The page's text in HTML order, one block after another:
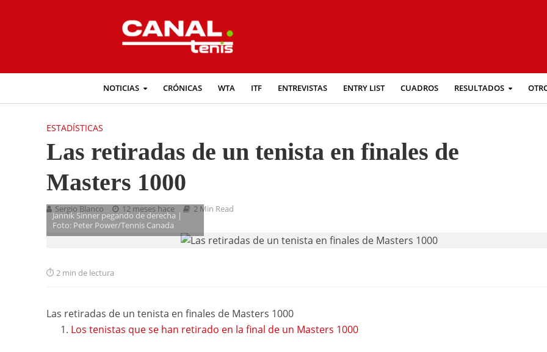
NOTICIAS CRÓNICAS WTA ITF ENTREVISTAS ENTRY LIST CUADROS RESULTADOS
ESTADÍSTICAS
Las retiradas de un tenista en finales de
Masters 1000
Sergio Blanco 12 meses hace 2 Min Read
Jannik Sinner pegando de derecha |
Foto: Peter Power/Tennis Canada
2 min de lectura
Las retiradas de un tenista en finales de Masters 1000
Los tenistas que se han retirado en la final de un Masters 1000